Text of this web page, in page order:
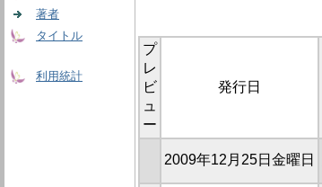
著者
タイトル
利用統計
プ
レ
ビ
ュ
ー
発行日
2009年12月25日金曜日